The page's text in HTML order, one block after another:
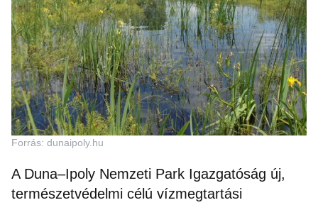
Forrás: dunaipoly.hu
A Duna–Ipoly Nemzeti Park Igazgatóság új,
természetvédelmi célú vízmegtartási